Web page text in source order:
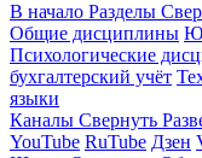
В начало Разделы
Общие дисциплины
Психологические
бухгалтерский учёт
языки
Каналы Свернуть
YouTube RuTube Дзен